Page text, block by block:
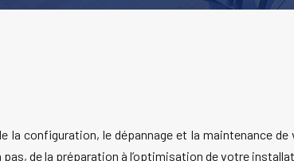
configuration, le dépannage et la maintenance de
de la préparation à l’optimisation de votre